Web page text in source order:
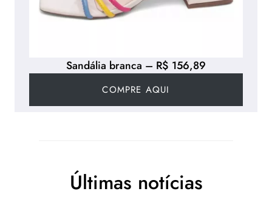
Sandália branca – R$ 156,89
COMPRE AQUI
Últimas notícias